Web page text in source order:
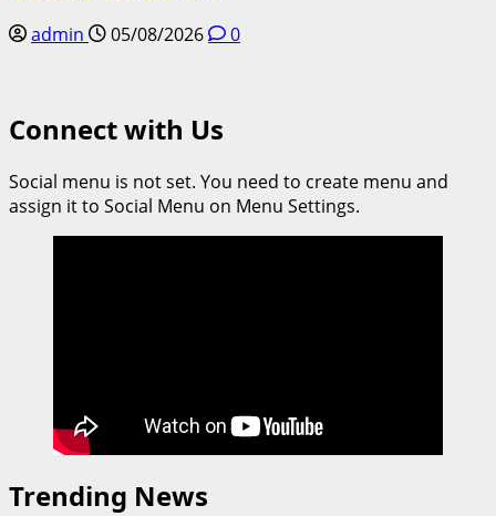
admin 05/08/2026 0
Connect with Us
Social menu is not set. You need to create menu and
assign it to Social Menu on Menu Settings.
Trending News